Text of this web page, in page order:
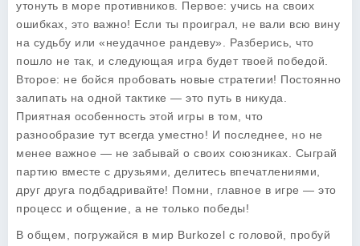
утонуть в море противников. Первое: учись на своих
ошибках, это важно! Если ты проиграл, не вали всю вину
на судьбу или «неудачное рандеву». Разберись, что
пошло не так, и следующая игра будет твоей победой.
Второе: не бойся пробовать новые стратегии! Постоянно
залипать на одной тактике — это путь в никуда.
Приятная особенность этой игры в том, что
разнообразие тут всегда уместно! И последнее, но не
менее важное — не забывай о своих союзниках. Сыграй
партию вместе с друзьями, делитесь впечатлениями,
друг друга подбадривайте! Помни, главное в игре — это
процесс и общение, а не только победы!
В общем, погружайся в мир Burkozel с головой, пробуй